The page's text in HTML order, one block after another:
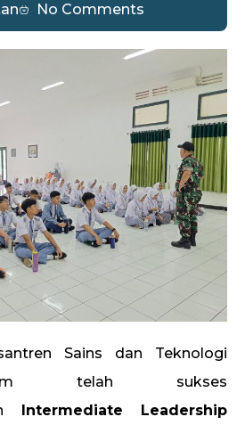
No Comments
Sains dan Teknologi
telah sukses
Intermediate Leadership